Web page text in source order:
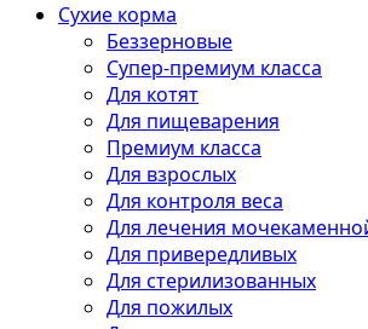
Сухие корма
Беззерновые
Супер-премиум класса
Для котят
Для пищеварения
Премиум класса
Для взрослых
Для контроля веса
Для лечения
Для привередливых
Для стерилизованных
Для пожилых